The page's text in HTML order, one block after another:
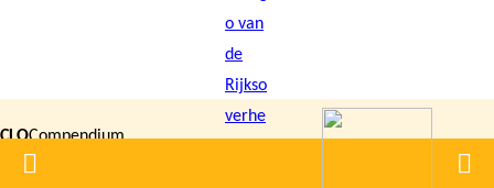
inhoud
gaan
CLOCompendium
voor de
Home